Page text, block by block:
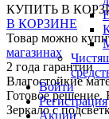
Войти
Регистрация
Акции
КУПИТЬ В
В КОРЗИНЕ
Товар можно
магазинах
2 года гарантии
Влагостойкие
Готовое решение.
Зеркало с